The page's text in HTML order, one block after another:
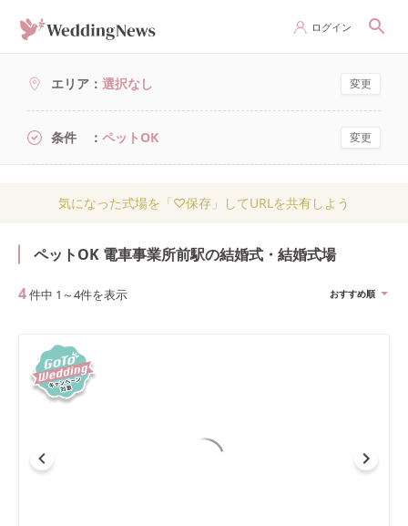
ログイン
エリア 選択なし 変更
条件 ペットOK 変更
気になった式場を「♡保存」してURLを共有しよう
ペットOK 電車事業所前駅の結婚式・結婚式場
4件中 1 ～4件を表示 おすすめ順